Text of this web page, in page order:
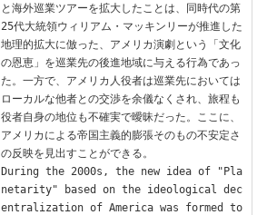
と海外巡業ツアーを拡大したことは、同時代の第
25代大統領ウィリアム・マッキンリーが推進した
地理的拡大に倣った、アメリカ演劇という「文化
の恩恵」を巡業先の後進地域に与える行為であっ
た。一方で、アメリカ人役者は巡業先においては
ローカルな他者との交渉を余儀なくされ、旅程も
役者自身の地位も不確実で曖昧だった。ここに、
アメリカによる帝国主義的膨張そのもの不安定さ
の反映を見出すことができる。
During the 2000s, the new idea of "Pla
netarity" based on the ideological dec
entralization of America was formed to